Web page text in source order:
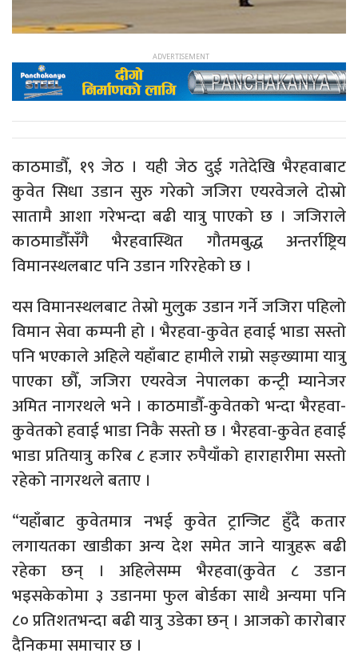
काठमाडौँ, १९ जेठ । यही जेठ दुई गतेदेखि भैरहवाबाट
कुवेत सिधा उडान सुरु गरेको जजिरा एयरवेजले दोस्रो
सातामै आशा गरेभन्दा बढी यात्रु पाएको छ । जजिराले
काठमाडौँसँगै भैरहवास्थित गौतमबुद्ध अन्तर्राष्ट्रिय
विमानस्थलबाट पनि उडान गरिरहेको छ ।
यस विमानस्थलबाट तेस्रो मुलुक उडान गर्ने जजिरा पहिलो
विमान सेवा कम्पनी हो । भैरहवा-कुवेत हवाई भाडा सस्तो
पनि भएकाले अहिले यहाँबाट हामीले राम्रो सङ्ख्यामा यात्रु
पाएका छौँ, जजिरा एयरवेज नेपालका कन्ट्री म्यानेजर
अमित नागरथले भने । काठमाडौँ-कुवेतको भन्दा भैरहवा-
कुवेतको हवाई भाडा निकै सस्तो छ । भैरहवा-कुवेत हवाई
भाडा प्रतियात्रु करिब ८ हजार रुपैयाँको हाराहारीमा सस्तो
रहेको नागरथले बताए ।
“यहाँबाट कुवेतमात्र नभई कुवेत ट्रान्जिट हुँदै कतार
लगायतका खाडीका अन्य देश समेत जाने यात्रुहरू बढी
रहेका छन् । अहिलेसम्म भैरहवा(कुवेत ८ उडान
भइसकेकोमा ३ उडानमा फुल बोर्डका साथै अन्यमा पनि
८० प्रतिशतभन्दा बढी यात्रु उडेका छन् । आजको कारोबार
दैनिकमा समाचार छ ।